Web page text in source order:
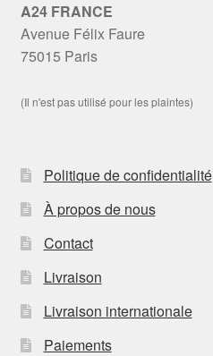
A24 FRANCE
Avenue Félix Faure
75015 Paris
(Il n'est pas utilisé pour les plaintes)
Politique de confidentialité
À propos de nous
Contact
Livraison
Livraison internationale
Paiements